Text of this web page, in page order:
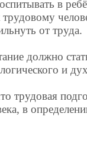
в
от труда.
должно
и
трудовая
в